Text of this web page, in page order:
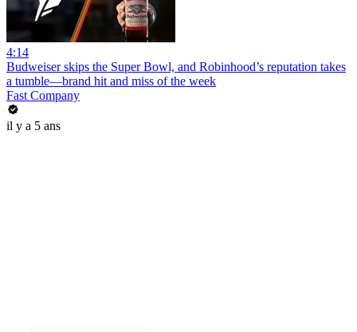
4:14
Budweiser skips the Super Bowl, and Robinhood’s reputation takes
a tumble—brand hit and miss of the week
Fast Company
il y a 5 ans